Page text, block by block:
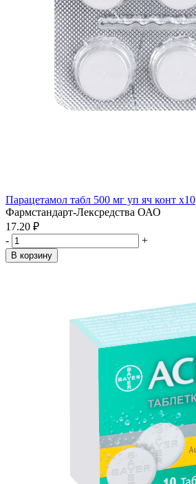
Парацетамол табл 500 мг уп яч конт x10
Фармстандарт-Лексредства ОАО
17.20 ₽
-
+
В корзину